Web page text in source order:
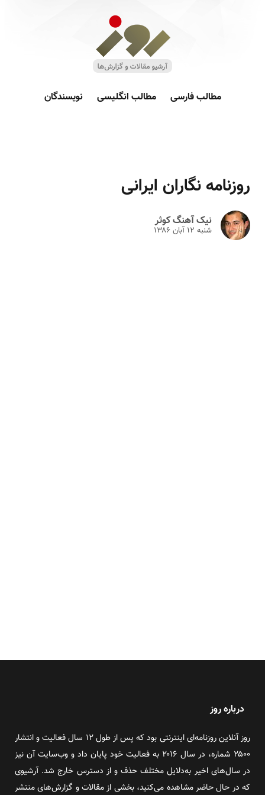
مطالب فارسی مطالب انگلیسی نویسندگان
روزنامه نگاران ایرانی
نیک آهنگ کوثر
شنبه ۱۲ آبان ۱۳۸۶
درباره روز
روز آنلاین روزنامه‌ای اینترنتی بود که پس از طول ۱۲ سال فعالیت و انتشار
۲۵۰۰ شماره، در سال ۲۰۱۶ به فعالیت خود پایان داد و وب‌سایت آن نیز
در سال‌های اخیر به‌دلایل مختلف حذف و از دسترس خارج شد. آرشیوی
که در حال حاضر مشاهده می‌کنید، بخشی از مقالات و گزارش‌های منتشر